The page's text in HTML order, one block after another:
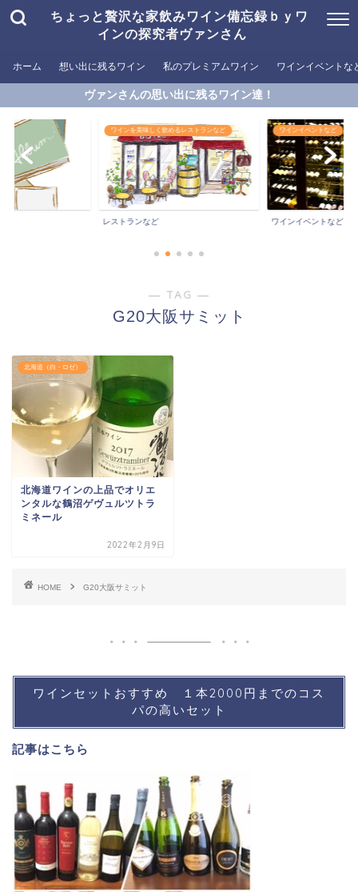
ちょっと贅沢な家飲みワイン備忘録ｂｙワ
インの探究者ヴァンさん
ホーム 想い出に残るワイン 私のプレミアムワイン ワインイベントな
ヴァンさんの思い出に残るワイン達！
ワインを美味しく飲めるレストランなど
レストランなど
ワインイベントなど
ワインイベントなど
― TAG ―
G20大阪サミット
北海道（白・ロゼ）
北海道ワインの上品でオリエ
ンタルな鶴沼ゲヴュルツトラ
ミネール
2022年2月9日
HOME G20大阪サミット
ワインセットおすすめ １本2000円までのコス
パの高いセット
記事はこちら